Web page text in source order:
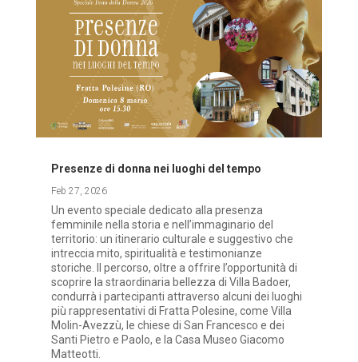
Presenze di donna nei luoghi del tempo
Feb 27, 2026
Un evento speciale dedicato alla presenza
femminile nella storia e nell’immaginario del
territorio: un itinerario culturale e suggestivo che
intreccia mito, spiritualità e testimonianze
storiche. Il percorso, oltre a offrire l’opportunità di
scoprire la straordinaria bellezza di Villa Badoer,
condurrà i partecipanti attraverso alcuni dei luoghi
più rappresentativi di Fratta Polesine, come Villa
Molin-Avezzù, le chiese di San Francesco e dei
Santi Pietro e Paolo, e la Casa Museo Giacomo
Matteotti.